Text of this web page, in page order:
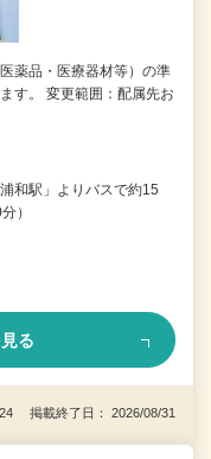
薬品・医療器材等）の準
す。 変更範囲：配属先お
和駅」よりバスで約15
）
る
掲載終了日： 2026/08/31